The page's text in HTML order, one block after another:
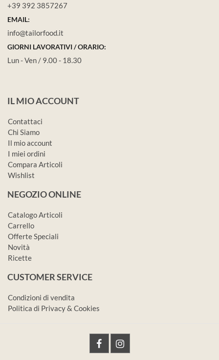
+39 392 3857267
EMAIL:
info@tailorfood.it
GIORNI LAVORATIVI / ORARIO:
Lun - Ven / 9.00 - 18.30
IL MIO ACCOUNT
Contattaci
Chi Siamo
Il mio account
I miei ordini
Compara Articoli
Wishlist
NEGOZIO ONLINE
Catalogo Articoli
Carrello
Offerte Speciali
Novità
Ricette
CUSTOMER SERVICE
Condizioni di vendita
Politica di Privacy & Cookies